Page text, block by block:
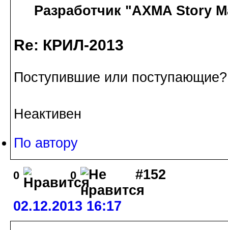
Разработчик "AXMA Story
Re: КРИЛ-2013
Поступившие или
Неактивен
По автору
0 0 #152
02.12.2013 16:17